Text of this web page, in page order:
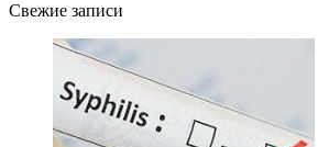
Свежие записи